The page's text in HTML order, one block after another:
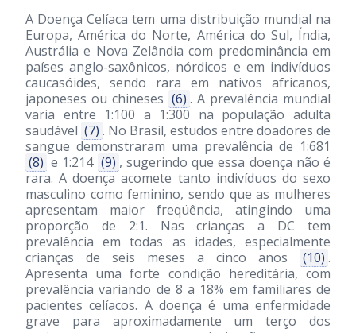
A Doença Celíaca tem uma distribuição mundial na
Europa, América do Norte, América do Sul, Índia,
Austrália e Nova Zelândia com predominância em
países anglo-saxônicos, nórdicos e em indivíduos
caucasóides, sendo rara em nativos africanos,
japoneses ou chineses (6) . A prevalência mundial
varia entre 1:100 a 1:300 na população adulta
saudável (7) . No Brasil, estudos entre doadores de
sangue demonstraram uma prevalência de 1:681
(8) e 1:214 (9) , sugerindo que essa doença não é
rara. A doença acomete tanto indivíduos do sexo
masculino como feminino, sendo que as mulheres
apresentam maior freqüência, atingindo uma
proporção de 2:1. Nas crianças a DC tem
prevalência em todas as idades, especialmente
crianças de seis meses a cinco anos
(10) .
Apresenta uma forte condição hereditária, com
prevalência variando de 8 a 18% em familiares de
pacientes celíacos. A doença é uma enfermidade
grave para aproximadamente um terço dos